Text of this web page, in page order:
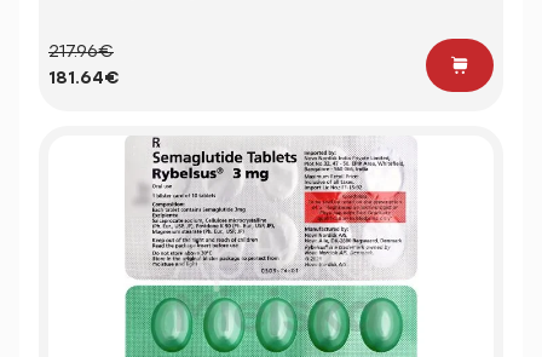
217.96€
181.64€